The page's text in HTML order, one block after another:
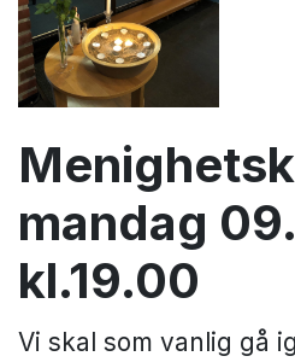
mandag
kl.19.00
Vi skal som vanlig gå